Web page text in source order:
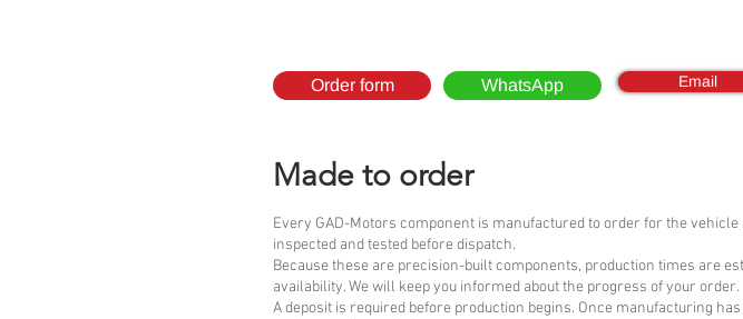
Order form WhatsApp Email
Made to order
Every GAD-Motors component is manufactured to order for the
inspected and tested before dispatch.
Because these are precision-built components, production times are
availability. We will keep you informed about the progress of your order.
A deposit is required before production begins. Once manufacturing